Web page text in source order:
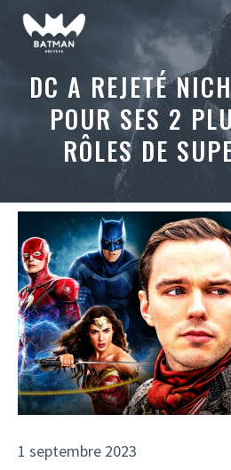
Aller
DC A REJETÉ
POUR SES 2
RÔLES DE
1 septembre 2023